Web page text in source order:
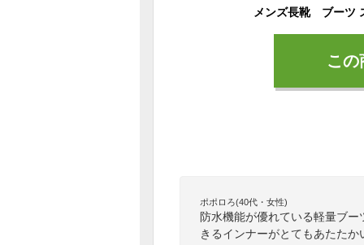
こ
ポポロろ(40代・女性)
防水機能が優れている軽量ブ
きるインナーがとてもあたた